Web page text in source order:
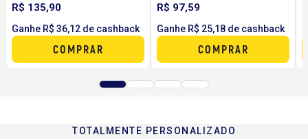
R$ 135,90
Ganhe R$ 36,12 de cashback
COMPRAR
R$ 97,59
Ganhe R$ 25,18 de cashback
COMPRAR
TOTALMENTE PERSONALIZADO